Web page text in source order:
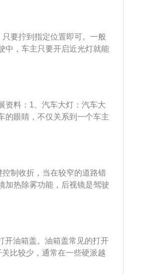
BX5采用了鹰翼式的宽体座舱
窗，悬浮式智能触控中控屏，
步提升了乘驾人员的出行舒
要拧到指定位置即可。一般
中，车主只要开启近光灯就能
灯就是指车辆上的灯具、是
白色透明的灯，主要是起提
资料：1、汽车大灯：汽车大
的眼睛，不仅关系到一个车主
驶紧密联系。多数的灯开关
，这样是为了避免远光灯晃
标准。
制收折，当在较窄的道路错
加热除雾功能，后视镜是驾驶
等外部信息的工具。拓展资
大扭矩，传动系统方面这款车
常不错，完全能够满足这款车
发动机轻量化的机身具备高性
技术和轻质量机械控制涡轮
起步阶段和高速超车是的动
开油箱盖。油箱盖常见的打开
比较少，通常在一些硬派越
因为使用起来相对复杂。